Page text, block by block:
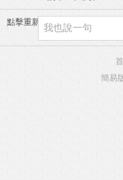
點擊重新加載
簡易